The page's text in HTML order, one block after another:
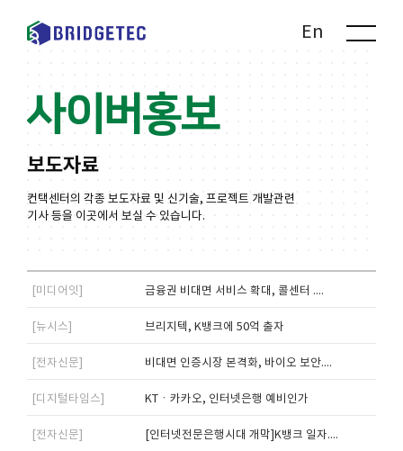
En
사이버홍보
보도자료
컨택센터의 각종 보도자료 및 신기술, 프로젝트 개발관련
기사 등을 이곳에서 보실 수 있습니다.
[미디어잇] 금융권 비대면 서비스 확대, 콜센터 ....
[뉴시스] 브리지텍, K뱅크에 50억 출자
[전자신문] 비대면 인증시장 본격화, 바이오 보안....
[디지털타임스] KTㆍ카카오, 인터넷은행 예비인가
[전자신문] [인터넷전문은행시대 개막]K뱅크 일자....